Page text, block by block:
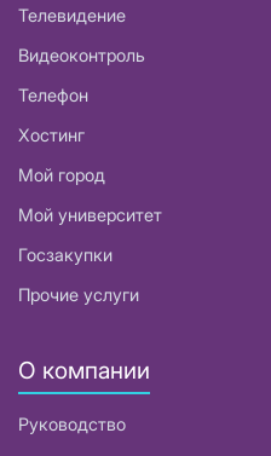
Телевидение
Видеоконтроль
Телефон
Хостинг
Мой город
Мой университет
Госзакупки
Прочие услуги
О компании
Руководство